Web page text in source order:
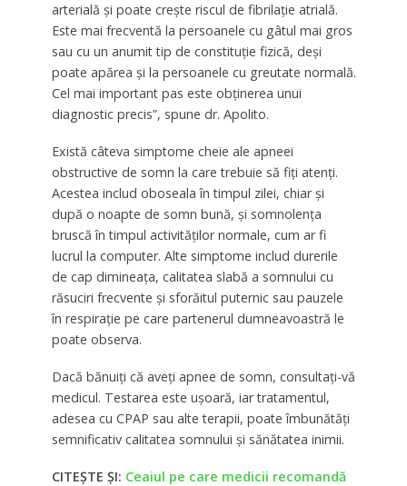
arterială și poate crește riscul de fibrilație atrială.
Este mai frecventă la persoanele cu gâtul mai gros
sau cu un anumit tip de constituție fizică, deși
poate apărea și la persoanele cu greutate normală.
Cel mai important pas este obținerea unui
diagnostic precis”, spune dr. Apolito.
Există câteva simptome cheie ale apneei
obstructive de somn la care trebuie să fiți atenți.
Acestea includ oboseala în timpul zilei, chiar și
după o noapte de somn bună, și somnolența
bruscă în timpul activităților normale, cum ar fi
lucrul la computer. Alte simptome includ durerile
de cap dimineața, calitatea slabă a somnului cu
răsuciri frecvente și sforăitul puternic sau pauzele
în respirație pe care partenerul dumneavoastră le
poate observa.
Dacă bănuiți că aveți apnee de somn, consultați-vă
medicul. Testarea este ușoară, iar tratamentul,
adesea cu CPAP sau alte terapii, poate îmbunătăți
semnificativ calitatea somnului și sănătatea inimii.
CITEȘTE ȘI: Ceaiul pe care medicii recomandă